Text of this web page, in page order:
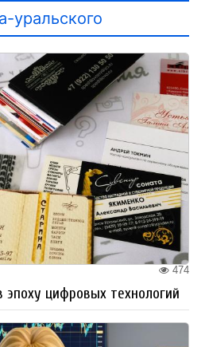
уральского
474
эпоху цифровых технологий